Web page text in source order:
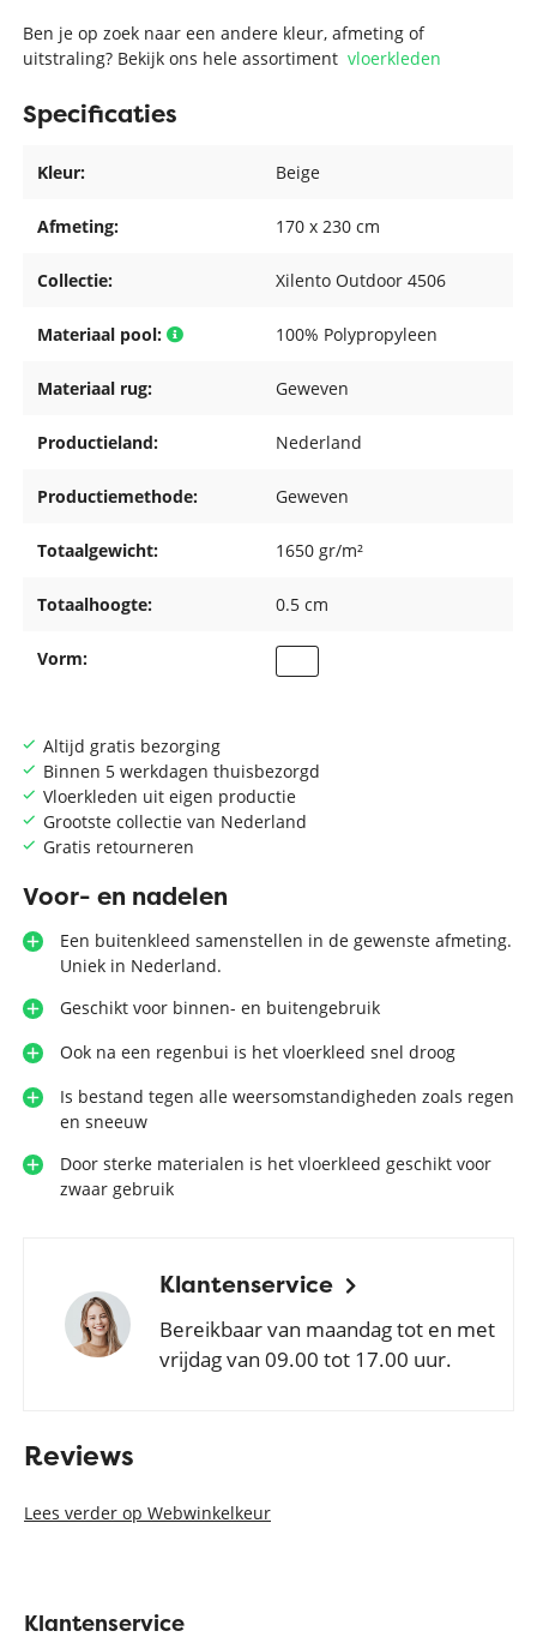
Altijd gratis bezorging
Binnen 5 werkdagen thuisbezorgd
Vloerkleden uit eigen productie
Grootste collectie van Nederland
Gratis retourneren
Voor- en nadelen
Een buitenkleed samenstellen in de gewenste afmeting.
Uniek in Nederland.
Geschikt voor binnen- en buitengebruik
Ook na een regenbui is het vloerkleed snel droog
Is bestand tegen alle weersomstandigheden zoals regen
en sneeuw
Door sterke materialen is het vloerkleed geschikt voor
zwaar gebruik
Klantenservice
Bereikbaar van maandag tot en met
vrijdag van 09.00 tot 17.00 uur.
Ben je op zoek naar een andere kleur, afmeting of
uitstraling? Bekijk ons hele assortimentvloerkleden
Specificaties
Kleur: Beige
Afmeting: 170 x 230 cm
Collectie: Xilento Outdoor 4506
Materiaal pool: 100% Polypropyleen
Materiaal rug: Geweven
Productieland: Nederland
Productiemethode: Geweven
Totaalgewicht: 1650 gr/m²
Totaalhoogte: 0.5 cm
Vorm:
Reviews
Lees verder op Webwinkelkeur
Klantenservice